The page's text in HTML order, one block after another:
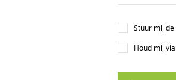
Stuur mij
Houd mij